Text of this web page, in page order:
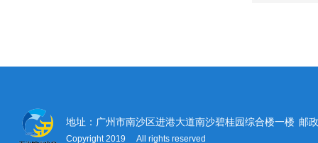
地址：广州市南沙区进港大道南沙碧桂园综合楼一楼 邮
Copyright 2019 All rights reserved